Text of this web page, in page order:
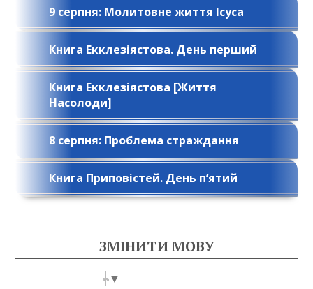
9 серпня: Молитовне життя Ісуса
Книга Екклезіястова. День перший
Книга Екклезіястова [Життя
Насолоди]
8 серпня: Проблема страждання
Книга Приповістей. День п’ятий
ЗМІНИТИ МОВУ
Select Language ▼